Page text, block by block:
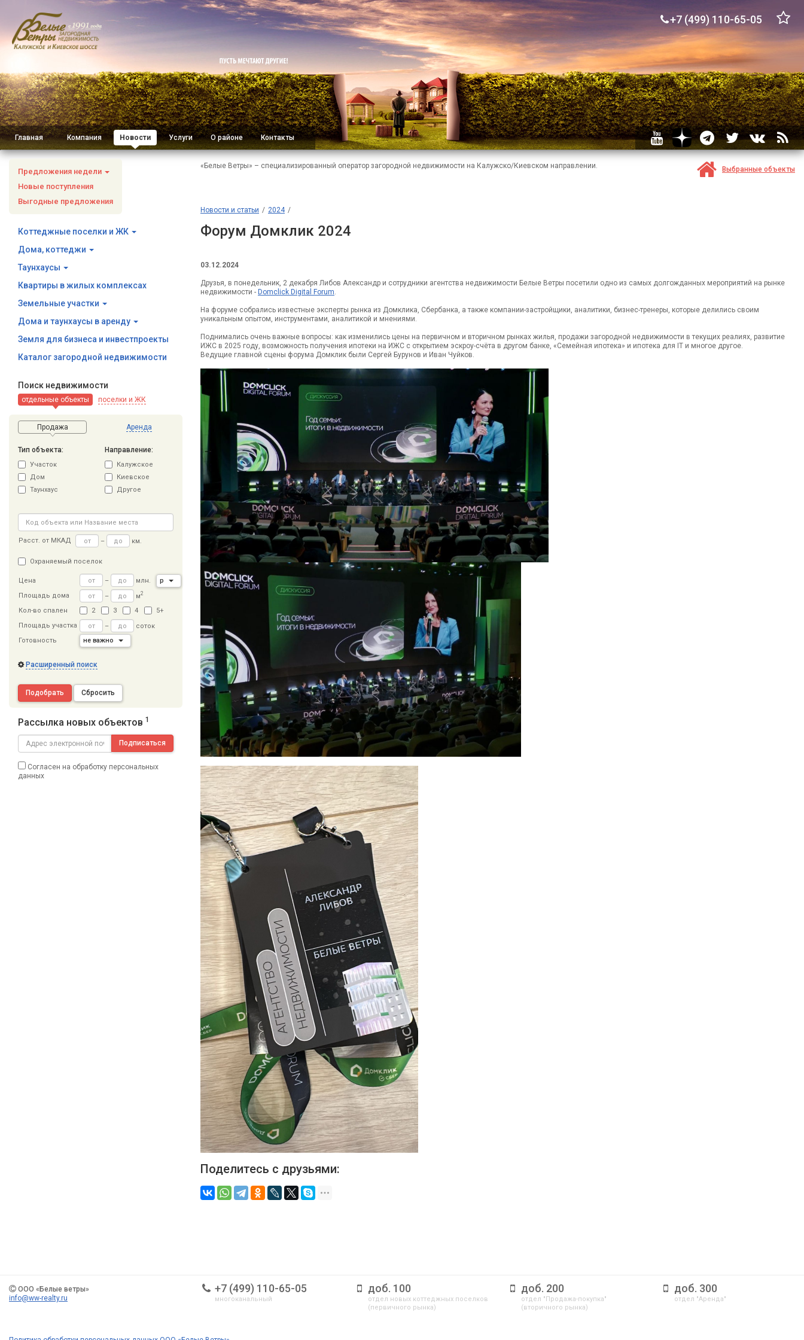
+7 (499) 110-65-05
Главная Компания Новости Услуги О районе Контакты
Предложения недели
Новые поступления
Выгодные предложения
Коттеджные поселки и ЖК
Дома, коттеджи
Таунхаусы
Квартиры в жилых комплексах
Земельные участки
Дома и таунхаусы в аренду
Земля для бизнеса и инвестпроекты
Каталог загородной недвижимости
Поиск недвижимости
отдельные объекты поселки и ЖК
Продажа Аренда
Тип объекта:
Участок
Дом
Таунхаус
Направление:
Калужское
Киевское
Другое
Расст. от МКАД – км.
Охраняемый поселок
Цена – млн.
р
Площадь дома
– м2
Кол-во спален 2 3 4
5+
Площадь участка
–
соток
Готовность
не важно
Расширенный поиск
Подобрать Сбросить
Рассылка новых объектов 1
Подписаться
Согласен на обработку персональных
данных
«Белые Ветры» – специализированный оператор загородной недвижимости на Калужско/Киевском направлении. Выбранные объекты
Новости и статьи 2024
Форум Домклик 2024
03.12.2024
Друзья, в понедельник, 2 декабря Либов Александр и сотрудники агентства недвижимости Белые Ветры посетили одно из самых долгожданных мероприятий на рынке
недвижимости - Domclick Digital Forum.
На форуме собрались известные эксперты рынка из Домклика, Сбербанка, а также компании-застройщики, аналитики, бизнес-тренеры, которые делились своим
уникальным опытом, инструментами, аналитикой и мнениями.
Поднимались очень важные вопросы: как изменились цены на первичном и вторичном рынках жилья, продажи загородной недвижимости в текущих реалиях, развитие
ИЖС в 2025 году, возможность получения ипотеки на ИЖС с открытием эскроу-счёта в другом банке, «Семейная ипотека» и ипотека для IT и многое другое.
Ведущие главной сцены форума Домклик были Сергей Бурунов и Иван Чуйков.
Поделитесь с друзьями:
ООО «Белые ветры»
info@ww-realty.ru
+7 (499) 110-65-05
многоканальный
доб. 100
отдел новых коттеджных поселков
(первичного рынка)
доб. 200
отдел "Продажа-покупка"
(вторичного рынка)
доб. 300
отдел "Аренда"